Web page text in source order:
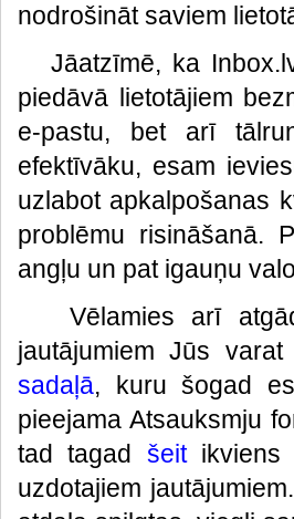
nodrošināt saviem
Jāatzīmē, ka
piedāvā lietotājiem
e-pastu, bet arī
efektīvāku, esam
uzlabot apkalpošanas
problēmu risināšanā.
angļu un pat igauņu
Vēlamies arī
jautājumiem Jūs
sadaļā, kuru šogad
pieejama Atsauksmju
tad tagad šeitikviens
uzdotajiem